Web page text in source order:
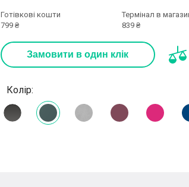
Готівкові кошти
799 ₴
Термінал в
839 ₴
Замовити в один клік
Колір: